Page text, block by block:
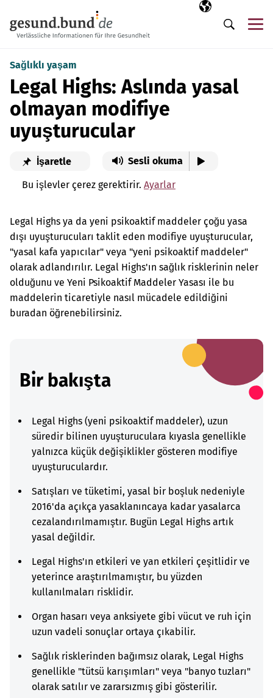
Seçili dil
TR
Arama
Sağlıklı yaşam
Legal Highs: Aslında yasal
olmayan modifiye
uyuşturucular
İşaretle Sesli okuma
Bu işlevler çerez gerektirir. Ayarlar
Legal Highs ya da yeni psikoaktif maddeler çoğu yasa
dışı uyuşturucuları taklit eden modifiye uyuşturucular,
"yasal kafa yapıcılar" veya "yeni psikoaktif maddeler"
olarak adlandırılır. Legal Highs'ın sağlık risklerinin neler
olduğunu ve Yeni Psikoaktif Maddeler Yasası ile bu
maddelerin ticaretiyle nasıl mücadele edildiğini
buradan öğrenebilirsiniz.
Bir bakışta
Legal Highs (yeni psikoaktif maddeler), uzun
süredir bilinen uyuşturuculara kıyasla genellikle
yalnızca küçük değişiklikler gösteren modifiye
uyuşturuculardır.
Satışları ve tüketimi, yasal bir boşluk nedeniyle
2016'da açıkça yasaklanıncaya kadar yasalarca
cezalandırılmamıştır. Bugün Legal Highs artık
yasal değildir.
Legal Highs'ın etkileri ve yan etkileri çeşitlidir ve
yeterince araştırılmamıştır, bu yüzden
kullanılmaları risklidir.
Organ hasarı veya anksiyete gibi vücut ve ruh için
uzun vadeli sonuçlar ortaya çıkabilir.
Sağlık risklerinden bağımsız olarak, Legal Highs
genellikle "tütsü karışımları" veya "banyo tuzları"
olarak satılır ve zararsızmış gibi gösterilir.